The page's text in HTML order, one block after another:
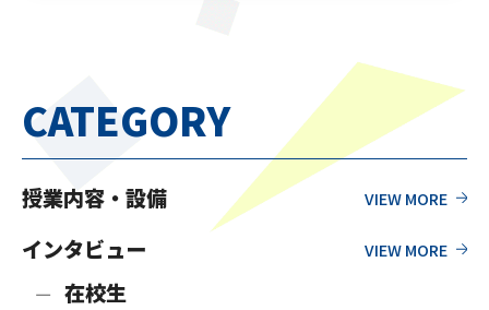
CATEGORY
授業内容・設備
インタビュー
在校生